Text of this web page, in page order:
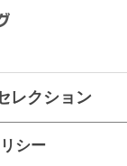
レクション
シー